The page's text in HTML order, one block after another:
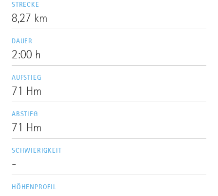
STRECKE
8,27 km
DAUER
2:00 h
AUFSTIEG
71 Hm
ABSTIEG
71 Hm
SCHWIERIGKEIT
-
HÖHENPROFIL